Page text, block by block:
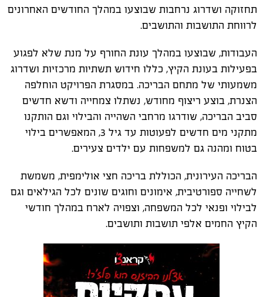
תחזוקה ושדרוג נרחבות שבוצעו במהלך החודשים האחרונים
לרווחת התושבות והתושבים.
העבודות, שבוצעו במהלך עונת החורף על מנת שלא לפגוע
בפעילות בעונת הקיץ, כללו חידוש תשתיות מרכזיות ושדרוג
משמעותי של מתחם הבריכה. במסגרת הפרויקט הוחלפה
הצנרת, בוצע ריצוף מחודש, נשתלו צמחייה ודשא חדשים
סביב הבריכה, שודרגו מרחבי השהייה והבילוי וגם הותקנו
מתקני מים חדשים לפעוטות עד גיל 3, המאפשרים בילוי
בטוח ומהנה גם למשפחות עם ילדים צעירים.
הבריכה העירונית, הכוללת בריכה חצי אולימפית, משמשת
לשחייה ספורטיבית, אימונים וחוגים שונים לכל הגילאים וגם
לבילוי ופנאי לכל המשפחה, וצפויה לארח במהלך חודשי
הקיץ החמים אלפי תושבות ותושבים.